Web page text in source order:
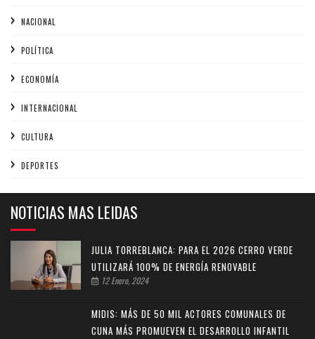
NACIONAL
POLÍTICA
ECONOMÍA
INTERNACIONAL
CULTURA
DEPORTES
NOTICIAS MAS LEIDAS
JULIA TORREBLANCA: PARA EL 2026 CERRO VERDE
UTILIZARÁ 100% DE ENERGÍA RENOVABLE
12 Enero, 2024
MIDIS: MÁS DE 50 MIL ACTORES COMUNALES DE
CUNA MÁS PROMUEVEN EL DESARROLLO INFANTIL